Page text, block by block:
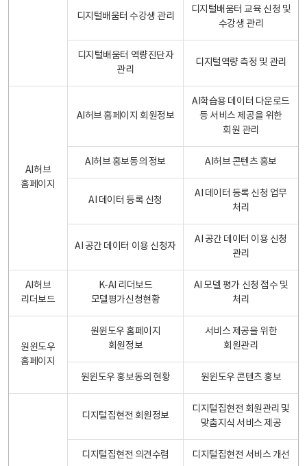
디지털배움터 수강생 관리
디지털배움터 교육 신청 및
수강생 관리
디지털배움터 역량진단자
관리
디지털역량 측정 및 관리
AI허브
홈페이지
AI허브 홈페이지 회원정보
AI학습용 데이터 다운로드
등 서비스 제공을 위한
회원 관리
AI허브 홍보동의 정보 AI허브 콘텐츠 홍보
AI 데이터 등록 신청
AI 데이터 등록 신청 업무
처리
AI 공간 데이터 이용 신청자
AI 공간 데이터 이용 신청
관리
AI허브
리더보드
K-AI 리더보드
모델평가신청현황
AI 모델 평가 신청 접수 및
처리
원윈도우
홈페이지
원윈도우 홈페이지
회원정보
서비스 제공을 위한
회원관리
원윈도우 홍보동의 현황 원윈도우 콘텐츠 홍보
디지털집현전 회원정보
디지털집현전 회원관리 및
맞춤지식 서비스 제공
디지털집현전 의견수렴 디지털집현전 서비스 개선